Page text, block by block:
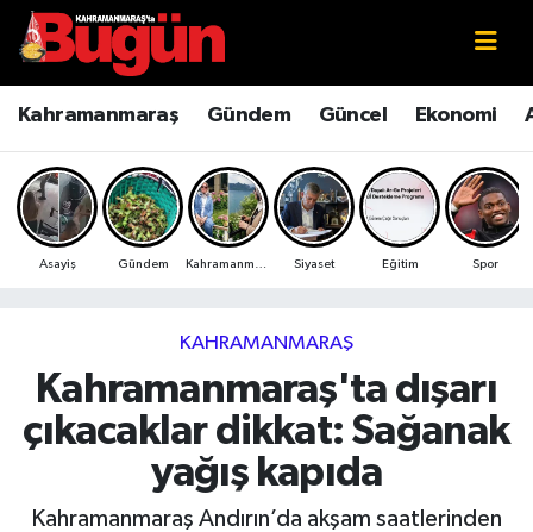
Kahramanmaraş Gündem Güncel Ekonomi
Asayiş Gündem Siyaset Eğitim Spor
KAHRAMANMARAŞ
Kahramanmaraş'ta dışarı
çıkacaklar dikkat: Sağanak
yağış kapıda
Kahramanmaraş Andırın’da akşam saatlerinden
Kahramanmaraş
Kahramanmaraş Sokak Röportajları
Bilim ve Teknoloji
Çevre
Ekonomi
Güncel
Kahramanmaraş Nöbetçi Eczaneler
Kahramanmaraş Hava Durumu
Kahramanmaraş Namaz Vakitleri
Kahramanmaraş Trafik Yoğunluk Haritası
Süper Lig Puan Durumu ve Fikstür
Tüm Manşetler
Son Dakika Haberleri
Haber Arşivi